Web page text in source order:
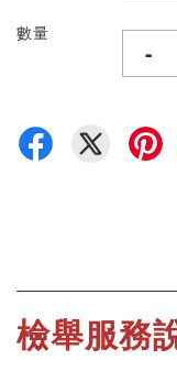
數量
-
檢舉服務